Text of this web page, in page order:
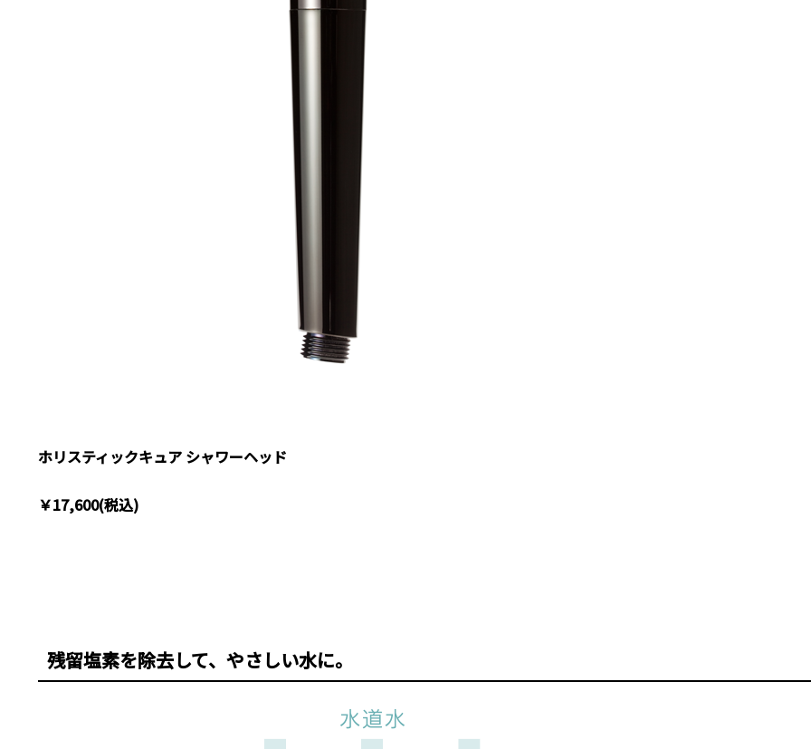
ホリスティックキュア シャワーヘッド
￥17,600(税込)
残留塩素を除去して、やさしい水に。